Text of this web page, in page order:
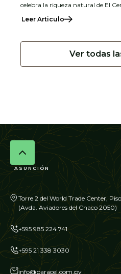
celebra la riqueza natural de El
Leer Articulo
Ver todas
ASUNCIÓN
Torre 2 del World Trade Center,
(Avda. Aviadores del Chaco 2050)
+595 985 224 741
+595 21 338 3030
info@paracel.com.py